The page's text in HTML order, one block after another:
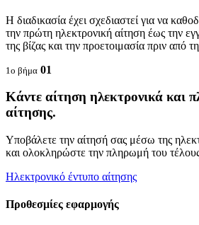
Η διαδικασία έχει σχεδιαστεί για να
την πρώτη ηλεκτρονική αίτηση έως την
της βίζας και την προετοιμασία πριν από
1ο βήμα 01
Κάντε αίτηση ηλεκτρονικά και
αίτησης.
Υποβάλετε την αίτησή σας μέσω της
και ολοκληρώστε την πληρωμή του
Ηλεκτρονικό έντυπο αίτησης
Προθεσμίες εφαρμογής